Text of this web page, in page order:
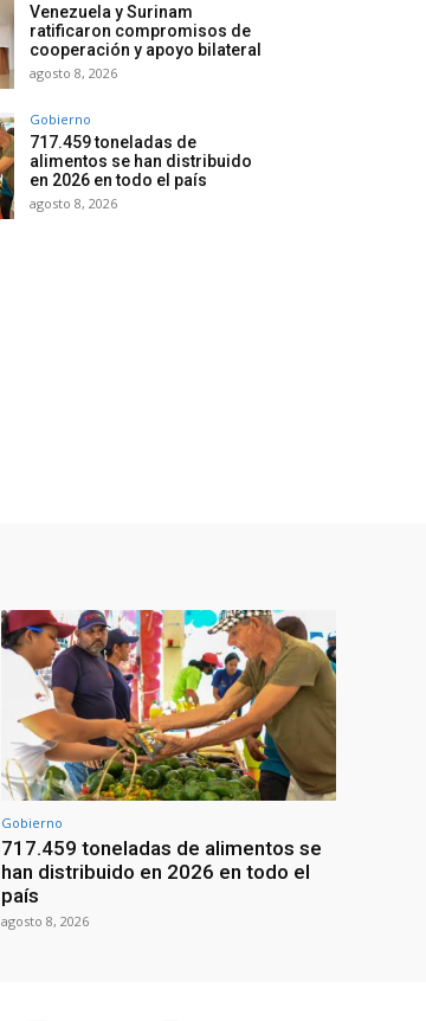
Venezuela y Surinam
ratificaron compromisos de
cooperación y apoyo bilateral
agosto 8, 2026
Gobierno
717.459 toneladas de
alimentos se han distribuido
en 2026 en todo el país
agosto 8, 2026
Gobierno
717.459 toneladas de alimentos se
han distribuido en 2026 en todo el
país
agosto 8, 2026